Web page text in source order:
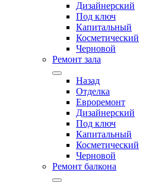
Дизайнерский
Под ключ
Капитальный
Косметический
Черновой
Ремонт зала
Назад
Отделка
Евроремонт
Дизайнерский
Под ключ
Капитальный
Косметический
Черновой
Ремонт балкона